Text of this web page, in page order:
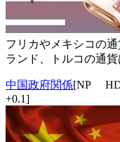
フリカやメキシコの
ランド、トルコの通
中国政府関係[NP
+0.1]